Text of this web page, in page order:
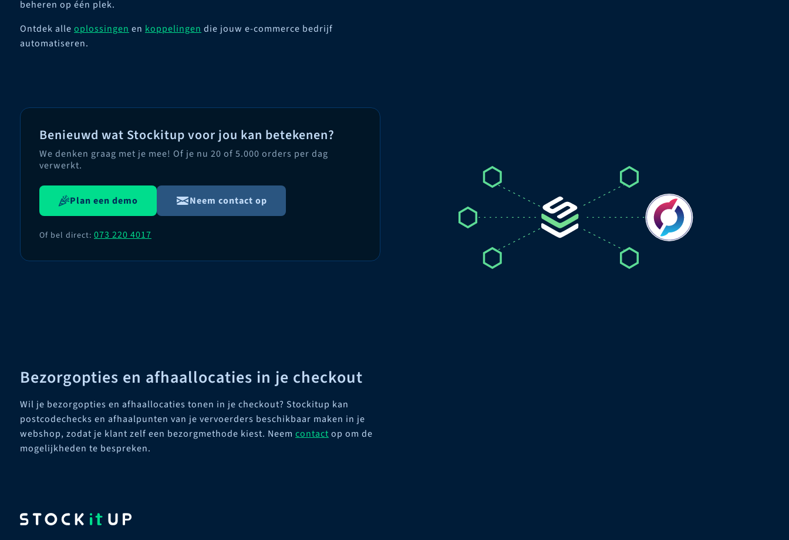
beheren op één plek.
Ontdek alle oplossingen en koppelingen die jouw e-commerce bedrijf
automatiseren.
Benieuwd wat Stockitup voor jou kan betekenen?
We denken graag met je mee! Of je nu 20 of 5.000 orders per dag
verwerkt.
Plan een demo Neem contact op
Of bel direct: 073 220 4017
Bezorgopties en afhaallocaties in je checkout
Wil je bezorgopties en afhaallocaties tonen in je checkout? Stockitup kan
postcodechecks en afhaalpunten van je vervoerders beschikbaar maken in je
webshop, zodat je klant zelf een bezorgmethode kiest. Neem contact op om de
mogelijkheden te bespreken.